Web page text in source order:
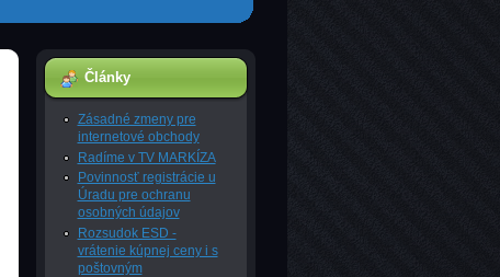
Články
Zásadné zmeny pre
internetové obchody
Radíme v TV MARKÍZA
Povinnosť registrácie u
Úradu pre ochranu
osobných údajov
Rozsudok ESD -
vrátenie kúpnej ceny i s
poštovným